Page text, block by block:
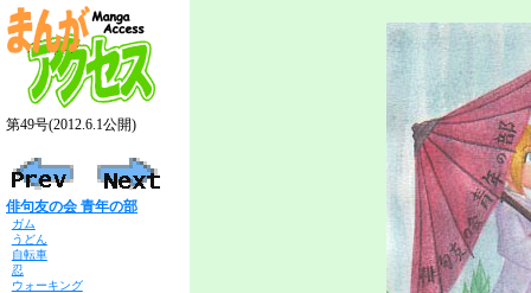
第49号(2012.6.1公開)
俳句友の会 青年の部
ガム
うどん
自転車
忍
ウォーキング